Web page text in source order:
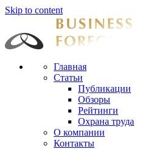
Skip to content
Businessforecast
Аналитика и прогнозирование
Главная
Статьи
Публикации
Обзоры
Рейтинги
Охрана труда
О компании
Контакты